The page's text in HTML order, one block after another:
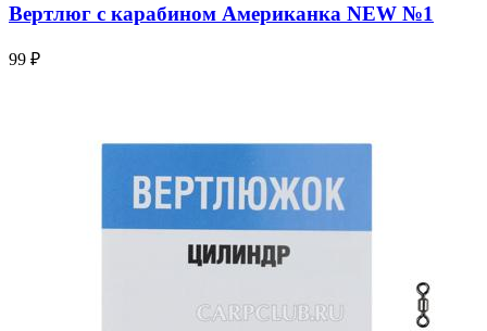
Вертлюг с карабином Американка NEW №1
99 ₽